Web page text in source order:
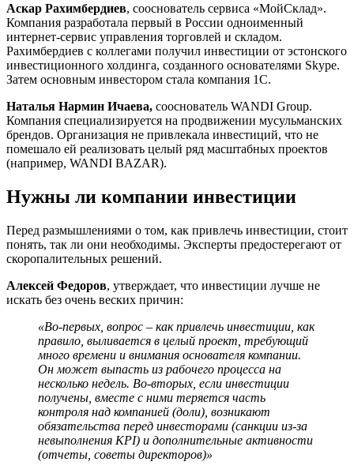
Аскар Рахимбердиев, сооснователь сервиса «МойСклад».
Компания разработала первый в России одноименный
интернет-сервис управления торговлей и складом.
Рахимбердиев с коллегами получил инвестиции от эстонского
инвестиционного холдинга, созданного основателями Skype.
Затем основным инвестором стала компания 1С.
Наталья Нармин Ичаева, сооснователь WANDI Group.
Компания специализируется на продвижении мусульманских
брендов. Организация не привлекала инвестиций, что не
помешало ей реализовать целый ряд масштабных проектов
(например, WANDI BAZAR).
Нужны ли компании инвестиции
Перед размышлениями о том, как привлечь инвестиции, стоит
понять, так ли они необходимы. Эксперты предостерегают от
скоропалительных решений.
Алексей Федоров, утверждает, что инвестиции лучше не
искать без очень веских причин:
«Во-первых, вопрос – как привлечь инвестиции, как
правило, выливается в целый проект, требующий
много времени и внимания основателя компании.
Он может выпасть из рабочего процесса на
несколько недель. Во-вторых, если инвестиции
получены, вместе с ними теряется часть
контроля над компанией (доли), возникают
обязательства перед инвесторами (санкции из-за
невыполнения KPI) и дополнительные активности
(отчеты, советы директоров)»